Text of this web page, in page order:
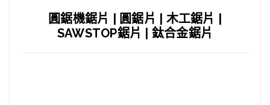
圓鋸機鋸片 | 圓鋸片 | 木工鋸片 |
SAWSTOP鋸片 | 鈦合金鋸片